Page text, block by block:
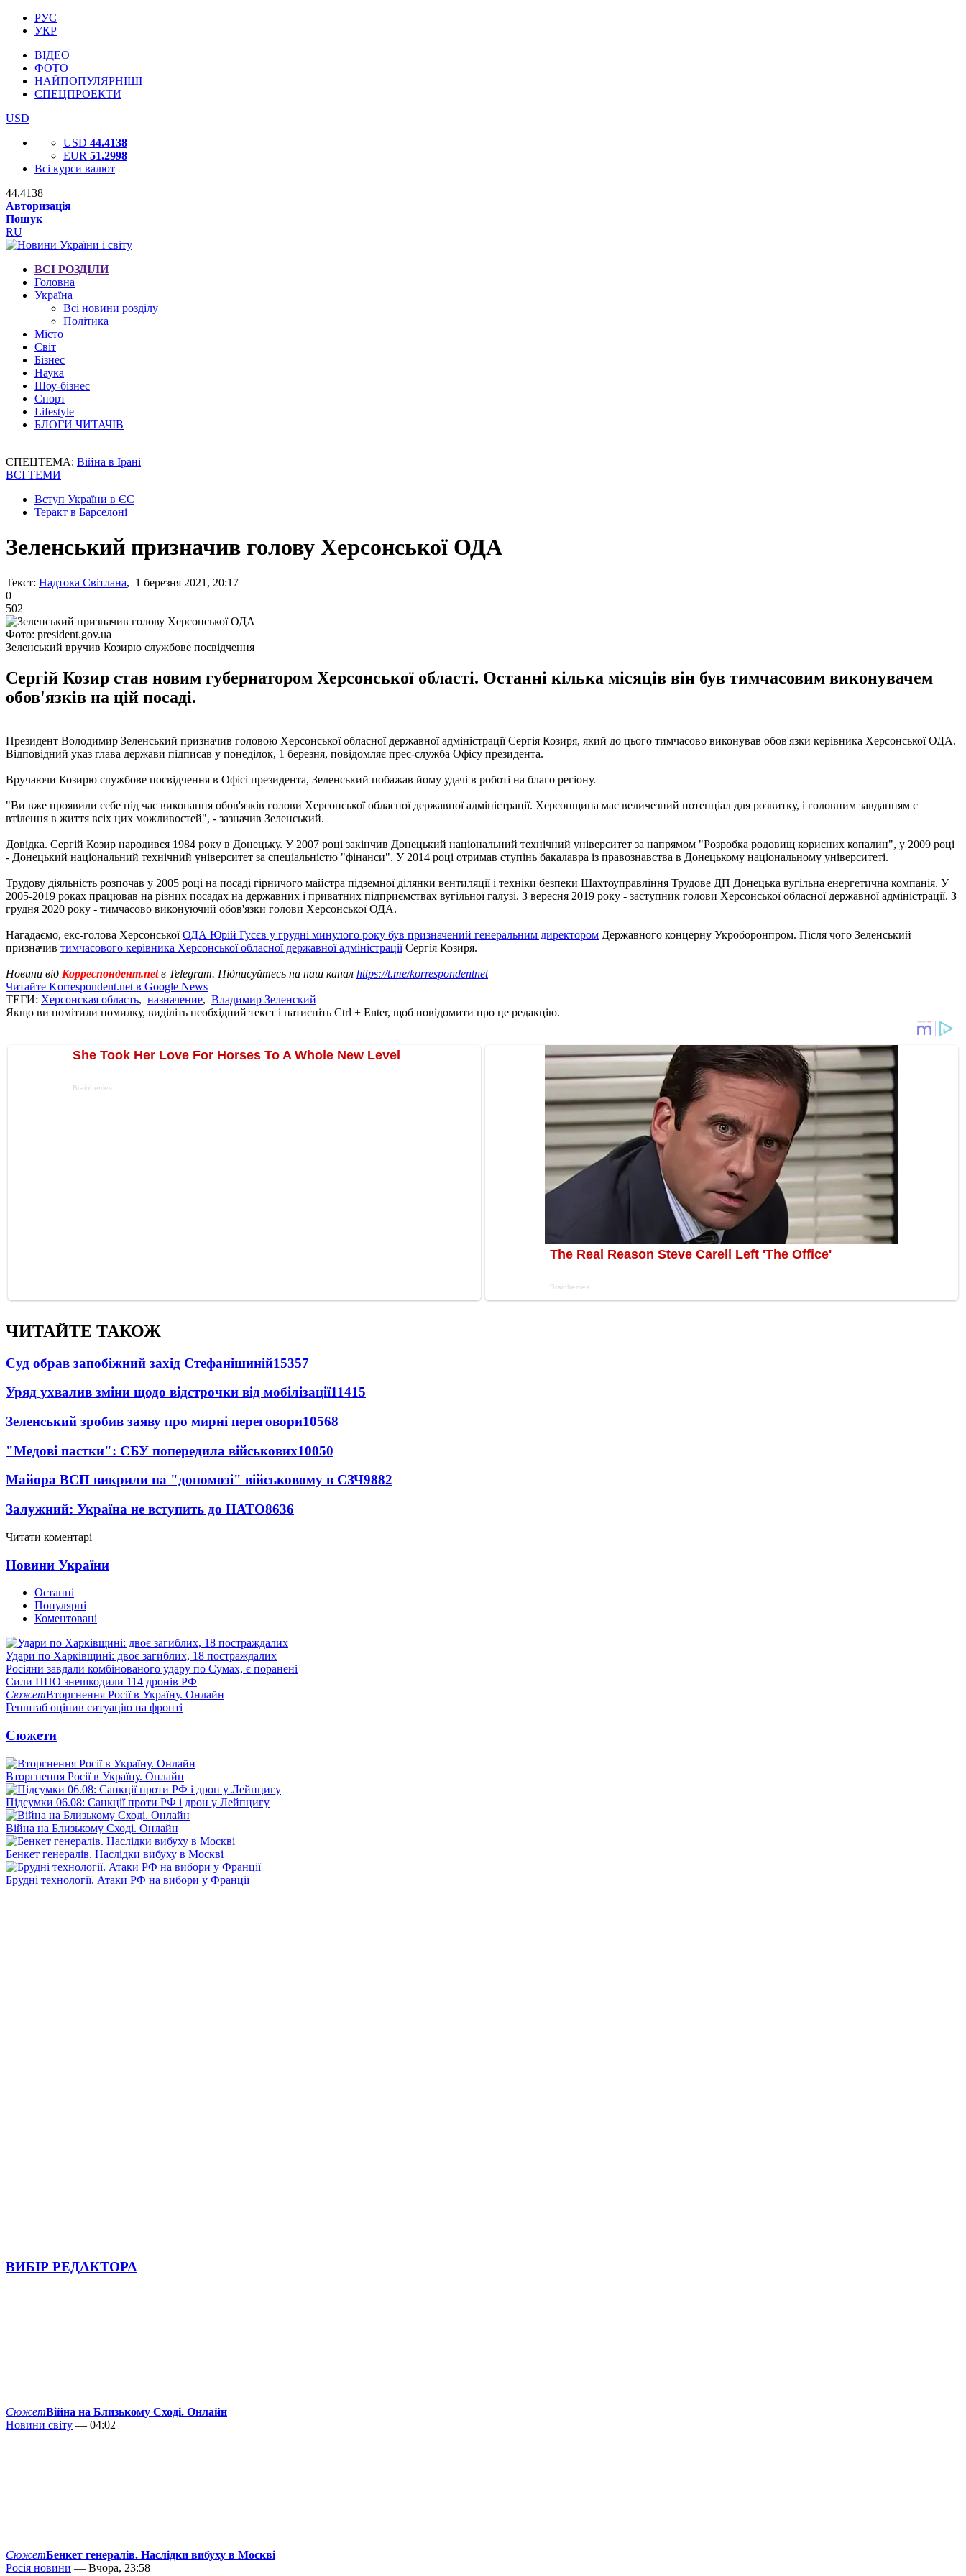
РУС
УКР
ВІДЕО
ФОТО
НАЙПОПУЛЯРНІШІ
СПЕЦПРОЕКТИ
USD
USD 44.4138
EUR 51.2998
Всі курси валют
44.4138
Авторизація
Пошук
RU
ВСІ РОЗДІЛИ
Головна
Україна
Всі новини розділу
Політика
Місто
Світ
Бізнес
Наука
Шоу-бізнес
Спорт
Lifestyle
БЛОГИ ЧИТАЧІВ
СПЕЦТЕМА: Війна в Ірані
ВСІ ТЕМИ
Вступ України в ЄС
Теракт в Барселоні
Зеленський призначив голову Херсонської ОДА
Текст: Надтока Світлана, 1 березня 2021, 20:17
0
502
Фото: president.gov.ua
Зеленський вручив Козирю службове посвідчення
Сергій Козир став новим губернатором Херсонської області. Останні кілька місяців він був тимчасовим виконувачем
обов'язків на цій посаді.
Президент Володимир Зеленський призначив головою Херсонської обласної державної адміністрації Сергія Козиря, який до цього тимчасово виконував обов'язки керівника Херсонської ОДА.
Відповідний указ глава держави підписав у понеділок, 1 березня, повідомляє прес-служба Офісу президента.
Вручаючи Козирю службове посвідчення в Офісі президента, Зеленський побажав йому удачі в роботі на благо регіону.
"Ви вже проявили себе під час виконання обов'язків голови Херсонської обласної державної адміністрації. Херсонщина має величезний потенціал для розвитку, і головним завданням є
втілення в життя всіх цих можливостей", - зазначив Зеленський.
Довідка. Сергій Козир народився 1984 року в Донецьку. У 2007 році закінчив Донецький національний технічний університет за напрямом "Розробка родовищ корисних копалин", у 2009 році
- Донецький національний технічний університет за спеціальністю "фінанси". У 2014 році отримав ступінь бакалавра із правознавства в Донецькому національному університеті.
Трудову діяльність розпочав у 2005 році на посаді гірничого майстра підземної ділянки вентиляції і техніки безпеки Шахтоуправління Трудове ДП Донецька вугільна енергетична компанія. У
2005-2019 роках працював на різних посадах на державних і приватних підприємствах вугільної галузі. З вересня 2019 року - заступник голови Херсонської обласної державної адміністрації. З
грудня 2020 року - тимчасово виконуючий обов'язки голови Херсонської ОДА.
Нагадаємо, екс-голова ХерсонськоїОДА Юрій Гусєв у грудні минулого року був призначений генеральним директором Державного концерну Укроборонпром. Після чого Зеленський
призначив тимчасового керівника Херсонської обласної державної адміністраціїСергія Козиря.
Новини від Корреспондент.netв Telegram. Підписуйтесь на наш канал https://t.me/korrespondentnet
Читайте Korrespondent.net в Google News
ТЕГИ: Херсонская область, назначение, Владимир Зеленский
Якщо ви помітили помилку, виділіть необхідний текст і натисніть Ctrl + Enter, щоб повідомити про це редакцію.
ЧИТАЙТЕ ТАКОЖ
Суд обрав запобіжний захід Стефанішиній15357
Уряд ухвалив зміни щодо відстрочки від мобілізації11415
Зеленський зробив заяву про мирні переговори10568
"Медові пастки": СБУ попередила військових10050
Майора ВСП викрили на "допомозі" військовому в СЗЧ9882
Залужний: Україна не вступить до НАТО8636
Читати коментарі
Новини України
Останні
Популярні
Коментовані
Удари по Харківщині: двоє загиблих, 18 постраждалих
Росіяни завдали комбінованого удару по Сумах, є поранені
Сили ППО знешкодили 114 дронів РФ
СюжетВторгнення Росії в Україну. Онлайн
Генштаб оцінив ситуацію на фронті
Сюжети
Вторгнення Росії в Україну. Онлайн
Підсумки 06.08: Санкції проти РФ і дрон у Лейпцигу
Війна на Близькому Сході. Онлайн
Бенкет генералів. Наслідки вибуху в Москві
Брудні технології. Атаки РФ на вибори у Франції
ВИБІР РЕДАКТОРА
СюжетВійна на Близькому Сході. Онлайн
Новини світу — 04:02
СюжетБенкет генералів. Наслідки вибуху в Москві
Росія новини — Вчора, 23:58